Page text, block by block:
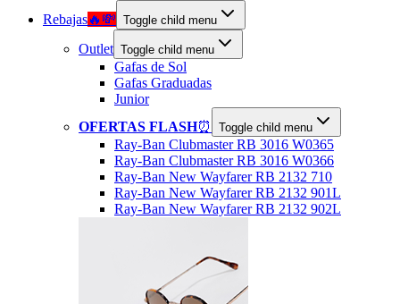
Rebajas🔥💸 Toggle child menu
Outlet Toggle child menu
Gafas de Sol
Gafas Graduadas
Junior
OFERTAS FLASH⏰ Toggle child menu
Ray-Ban Clubmaster RB 3016 W0365
Ray-Ban Clubmaster RB 3016 W0366
Ray-Ban New Wayfarer RB 2132 710
Ray-Ban New Wayfarer RB 2132 901L
Ray-Ban New Wayfarer RB 2132 902L